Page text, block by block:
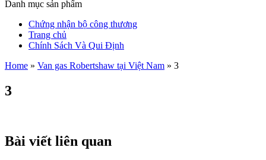
Danh mục sản phẩm
Chứng nhận bộ công thương
Trang chủ
Chính Sách Và Qui Định
Home » Van gas Robertshaw tại Việt Nam » 3
3
Bài viết liên quan